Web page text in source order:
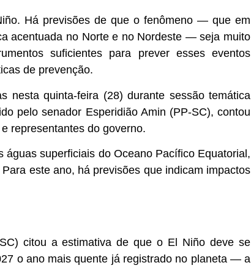
Há previsões de que o fenômeno — que em
acentuada no Norte e no Nordeste — seja muito
suficientes para prever esses eventos
de prevenção.
nesta quinta-feira (28) durante sessão temática
pelo senador Esperidião Amin (PP-SC),contou
representantes do governo.
superficiais do Oceano Pacífico Equatorial,
Para este ano, há previsões que indicam impactos
citou a estimativa de que o El Niño deve se
o ano mais quente já registrado no planeta — a